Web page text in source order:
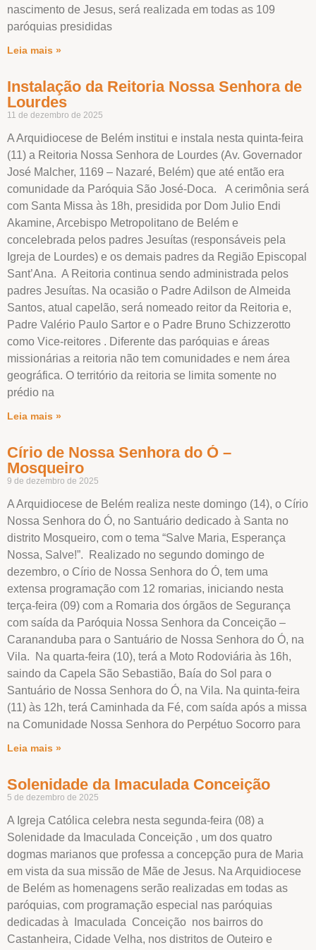
nascimento de Jesus, será realizada em todas as 109
paróquias presididas
Leia mais »
Instalação da Reitoria Nossa Senhora de
Lourdes
11 de dezembro de 2025
A Arquidiocese de Belém institui e instala nesta quinta-feira
(11) a Reitoria Nossa Senhora de Lourdes (Av. Governador
José Malcher, 1169 – Nazaré, Belém) que até então era
comunidade da Paróquia São José-Doca. A cerimônia será
com Santa Missa às 18h, presidida por Dom Julio Endi
Akamine, Arcebispo Metropolitano de Belém e
concelebrada pelos padres Jesuítas (responsáveis pela
Igreja de Lourdes) e os demais padres da Região Episcopal
Sant’Ana. A Reitoria continua sendo administrada pelos
padres Jesuítas. Na ocasião o Padre Adilson de Almeida
Santos, atual capelão, será nomeado reitor da Reitoria e,
Padre Valério Paulo Sartor e o Padre Bruno Schizzerotto
como Vice-reitores . Diferente das paróquias e áreas
missionárias a reitoria não tem comunidades e nem área
geográfica. O território da reitoria se limita somente no
prédio na
Leia mais »
Círio de Nossa Senhora do Ó –
Mosqueiro
9 de dezembro de 2025
A Arquidiocese de Belém realiza neste domingo (14), o Círio
Nossa Senhora do Ó, no Santuário dedicado à Santa no
distrito Mosqueiro, com o tema “Salve Maria, Esperança
Nossa, Salve!”. Realizado no segundo domingo de
dezembro, o Círio de Nossa Senhora do Ó, tem uma
extensa programação com 12 romarias, iniciando nesta
terça-feira (09) com a Romaria dos órgãos de Segurança
com saída da Paróquia Nossa Senhora da Conceição –
Carananduba para o Santuário de Nossa Senhora do Ó, na
Vila. Na quarta-feira (10), terá a Moto Rodoviária às 16h,
saindo da Capela São Sebastião, Baía do Sol para o
Santuário de Nossa Senhora do Ó, na Vila. Na quinta-feira
(11) às 12h, terá Caminhada da Fé, com saída após a missa
na Comunidade Nossa Senhora do Perpétuo Socorro para
Leia mais »
Solenidade da Imaculada Conceição
5 de dezembro de 2025
A Igreja Católica celebra nesta segunda-feira (08) a
Solenidade da Imaculada Conceição , um dos quatro
dogmas marianos que professa a concepção pura de Maria
em vista da sua missão de Mãe de Jesus. Na Arquidiocese
de Belém as homenagens serão realizadas em todas as
paróquias, com programação especial nas paróquias
dedicadas à Imaculada Conceição nos bairros do
Castanheira, Cidade Velha, nos distritos de Outeiro e